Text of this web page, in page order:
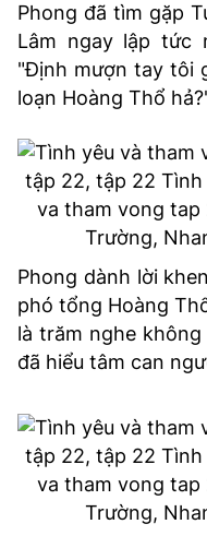
Phong đã tìm gặp
Lâm ngay lập tức
"Định mượn tay tôi
loạn Hoàng Thổ
Phong dành lời
phó tổng Hoàng
là trăm nghe
đã hiểu tâm can